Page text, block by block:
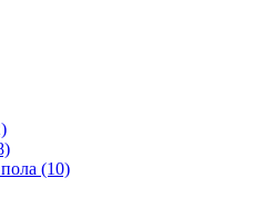
(10)